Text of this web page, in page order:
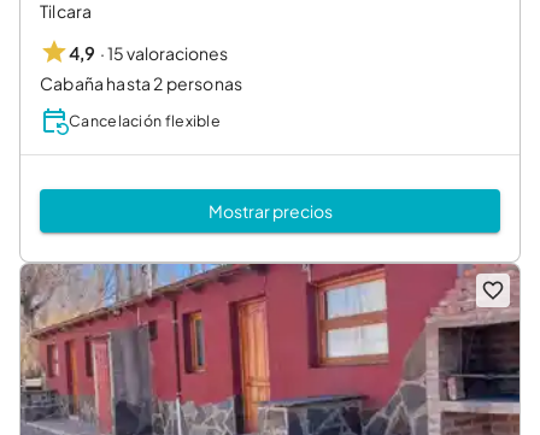
Tilcara
4,9 ·15 valoraciones
Cabaña hasta 2 personas
Cancelación flexible
Mostrar precios